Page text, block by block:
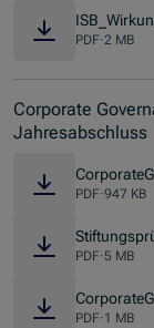
PDF·2 MB
Corporate
Jahresabschluss
PDF·947 KB
PDF·5 MB
PDF·1 MB